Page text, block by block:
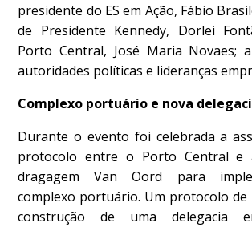
presidente do ES em Ação, Fábio
de Presidente Kennedy, Dorlei
Porto Central, José Maria Novaes;
autoridades políticas e lideranças
Complexo portuário e nova
Durante o evento foi celebrada a
protocolo entre o Porto Central e
dragagem Van Oord para
complexo portuário. Um protocolo de
construção de uma delegacia